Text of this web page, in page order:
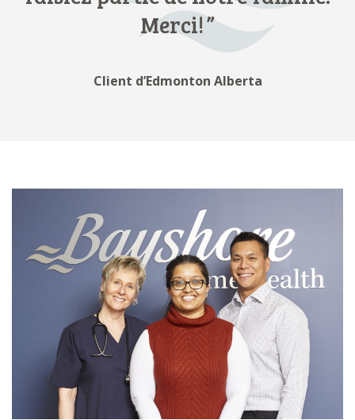
Merci!
Client d’Edmonton Alberta